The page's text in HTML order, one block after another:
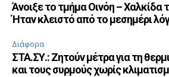
Άνοιξε το τμήμα Οινόη – Χαλκίδα
Ήταν κλειστό από το μεσημέρι
Διάφορα
ΣΤΑ.ΣΥ.: Ζητούν μέτρα για τη
και τους συρμούς χωρίς